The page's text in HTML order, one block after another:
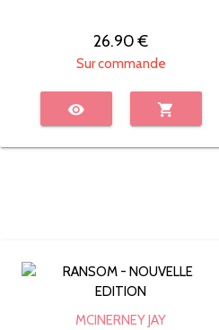
26.90 €
Sur commande
visibility shopping_cart
MCINERNEY JAY